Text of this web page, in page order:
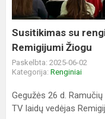
vedėju
Remigijumi
Žiogu
Susitikimas su
Remigijumi Žiogu
Paskelbta: 2025-06-02
Kategorija: Renginiai
Gegužės 26 d.
TV laidų vedėjas